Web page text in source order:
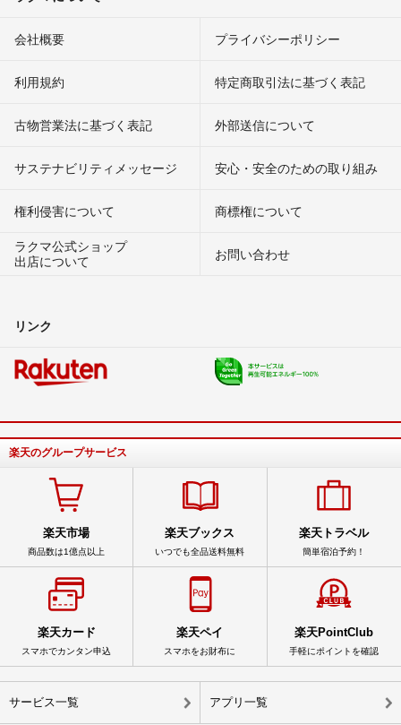
会社概要 プライバシーポリシー
利用規約 特定商取引法に基づく表記
古物営業法に基づく表記 外部送信について
サステナビリティメッセージ 安心・安全のための取り組み
権利侵害について
商標権について
ラクマ公式ショップ
出店について
お問い合わせ
リンク
楽天のグループサービス
楽天市場
商品数は1億点以上
楽天ブックス
いつでも全品送料無料
楽天トラベル
簡単宿泊予約！
楽天カード
スマホでカンタン申込
楽天ペイ
スマホをお財布に
楽天PointClub
手軽にポイントを確認
サービス一覧 アプリ一覧